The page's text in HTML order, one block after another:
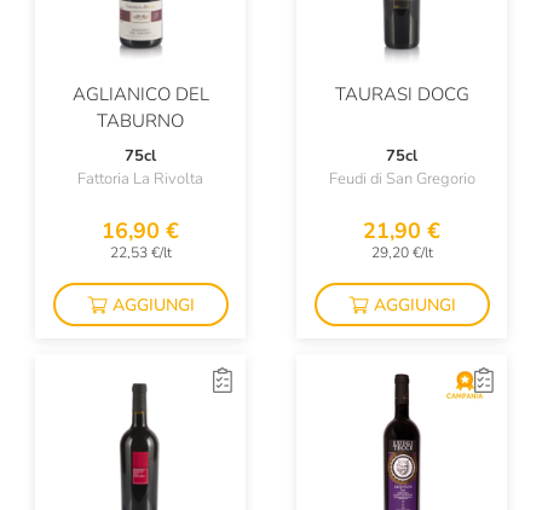
AGLIANICO DEL
TABURNO
75cl
Fattoria La Rivolta
16,90 €
22,53 €/lt
AGGIUNGI
TAURASI DOCG
75cl
Feudi di San Gregorio
21,90 €
29,20 €/lt
AGGIUNGI